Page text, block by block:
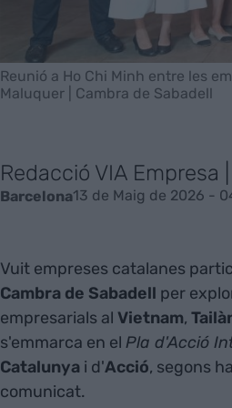
Reunió a Ho Chi Minh entre les
Maluquer | Cambra de Sabadell
Redacció VIA Empresa
Barcelona13 de Maig de 2026 -
Vuit empreses catalanes
Cambra de Sabadell per
empresarials al Vietnam,
s'emmarca en el Pla d'Acció
Catalunyai d'Acció, segons
comunicat.